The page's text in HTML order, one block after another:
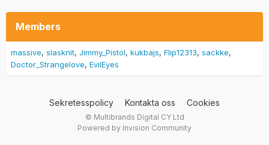
Members
massive slasknit Jimmy_Pistol kukbajs Flip12313 sackke
Doctor_Strangelove EvilEyes
Sekretesspolicy Kontakta oss Cookies
© Multibrands Digital CY Ltd
Powered by Invision Community